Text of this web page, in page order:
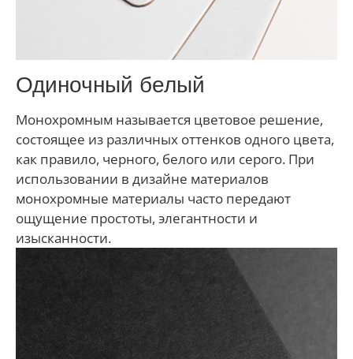
Одиночный белый
Монохромным называется цветовое решение,
состоящее из различных оттенков одного цвета,
как правило, черного, белого или серого. При
использовании в дизайне материалов
монохромные материалы часто передают
ощущение простоты, элегантности и
изысканности.